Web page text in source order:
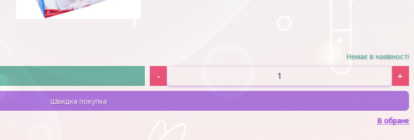
Немає в наявності
- +
Швидка покупка
В обране